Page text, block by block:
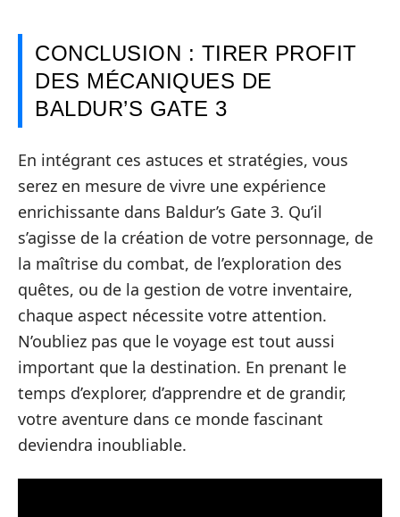
CONCLUSION : TIRER PROFIT
DES MÉCANIQUES DE
BALDUR’S GATE 3
En intégrant ces astuces et stratégies, vous
serez en mesure de vivre une expérience
enrichissante dans Baldur’s Gate 3. Qu’il
s’agisse de la création de votre personnage, de
la maîtrise du combat, de l’exploration des
quêtes, ou de la gestion de votre inventaire,
chaque aspect nécessite votre attention.
N’oubliez pas que le voyage est tout aussi
important que la destination. En prenant le
temps d’explorer, d’apprendre et de grandir,
votre aventure dans ce monde fascinant
deviendra inoubliable.